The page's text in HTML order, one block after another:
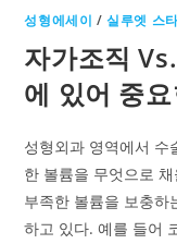
성형에세이 /실루엣 스
자가조직
에 있어 중
성형외과 영역에서 수
한 볼륨을 무엇으로
부족한 볼륨을 보충하
하고 있다. 예를 들어